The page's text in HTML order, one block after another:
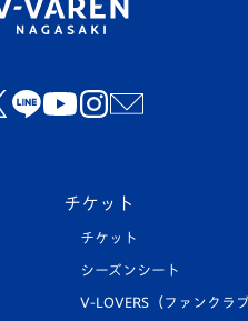
チケット
チケット
シーズンシート
V-LOVERS（ファンクラブ